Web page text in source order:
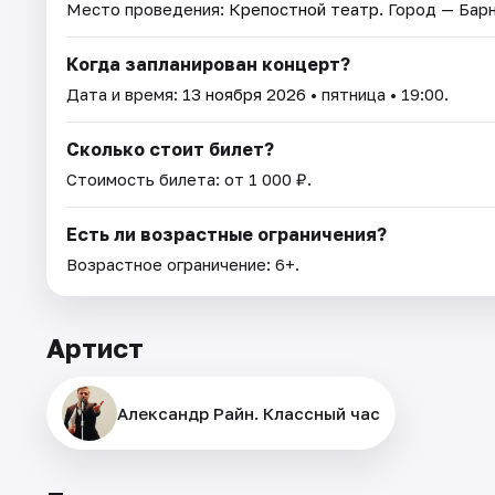
Место проведения: Крепостной театр. Город —
Когда запланирован концерт?
Дата и время: 13 ноября 2026 • пятница • 19:00.
Сколько стоит билет?
Стоимость билета: от 1 000 ₽.
Есть ли возрастные ограничения?
Возрастное ограничение: 6+.
Артист
Александр Райн. Классный час